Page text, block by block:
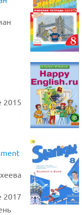
2015
2017